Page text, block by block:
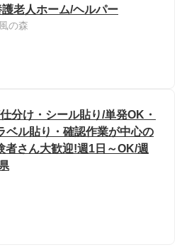
老人ホーム/ヘルパー
の森
分け・シール貼り/単発OK・
ベル貼り・確認作業が中心の
者さん大歓迎!週1日～OK/週